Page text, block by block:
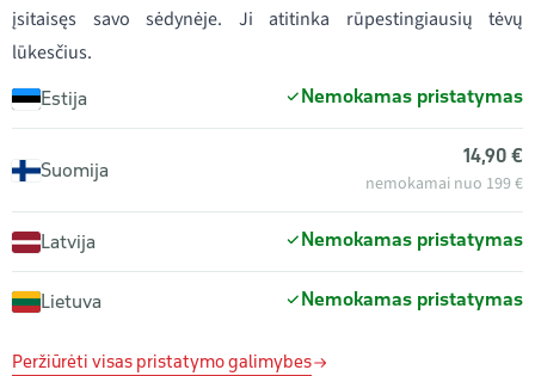
įsitaisęs savo sėdynėje. Ji atitinka rūpestingiausių tėvų
lūkesčius.
Estija Nemokamas pristatymas
Suomija
14,90 €
nemokamai nuo 199 €
Latvija Nemokamas pristatymas
Lietuva Nemokamas pristatymas
Peržiūrėti visas pristatymo galimybes